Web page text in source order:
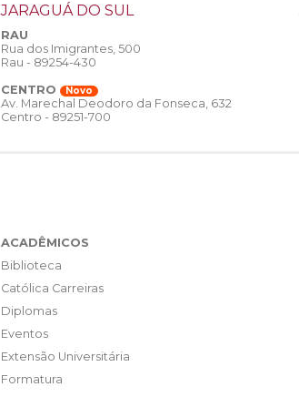
JARAGUÁ DO SUL
RAU
Rua dos Imigrantes, 500
Rau - 89254-430
CENTRO
Novo
Av. Marechal Deodoro da Fonseca, 632
Centro - 89251-700
ACADÊMICOS
Biblioteca
Católica Carreiras
Diplomas
Eventos
Extensão Universitária
Formatura